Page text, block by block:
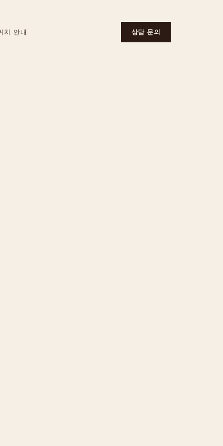
치 안내 상담 문의